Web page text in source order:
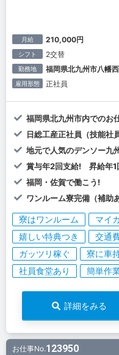
月給 210,000円
シフト 2交替
勤務地 福岡県北九州市八幡
雇用形態 正社員
福岡県北九州市内でのお
日総工産正社員（技能社
地元で人気のデンソー九
賞与年2回支給! 昇給年1
福岡・佐賀で働こう!
ワンルーム寮完備（補助
寮はワンルーム マイ
嬉しい特典つき
交通
ガッツリ稼ぐ
寮に車
社員食堂あり
簡単作
詳細をみる
お仕事No.123950